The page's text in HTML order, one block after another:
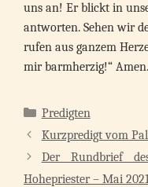
uns an! Er blickt in
antworten. Sehen wir
rufen aus ganzem
mir barmherzig!“ Amen.
Kategorien
Predigten
Kurzpredigt vom
Der Rundbrief
Hohepriester – Mai